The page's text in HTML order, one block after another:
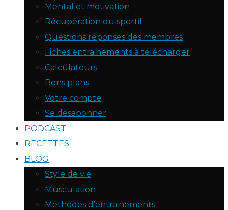
Mental et motivation
Récupération du sportif
Questions réponses des membres
Fiches entrainements à télécharger
Calculateurs
Bons plans
Votre compte
Se désabonner
PODCAST
RECETTES
BLOG
Style de vie
Musculation
Méthodes d’entrainements